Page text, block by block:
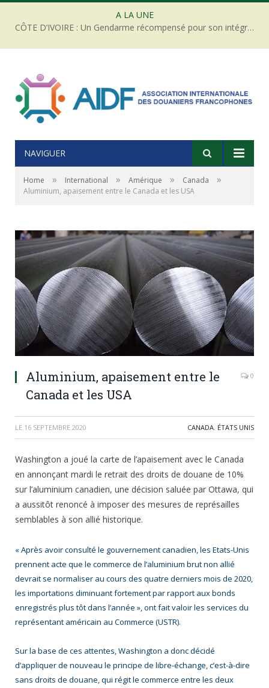
A LA UNE
CÔTE D’IVOIRE : Un Gendarme récompensé pour son intégrité face à une tentative de corruption
NAVIGUER
Home » International » Amérique » Canada »
Aluminium, apaisement entre le Canada et les USA
Aluminium, apaisement entre le
Canada et les USA
0
LE 16 SEPTEMBRE 2020 CANADA, ÉTATS UNIS
Washington a joué la carte de l’apaisement avec le Canada
en annonçant mardi le retrait des droits de douane de 10%
sur l’aluminium canadien, une décision saluée par Ottawa, qui
a aussitôt renoncé à imposer des mesures de représailles
semblables à son allié historique.
« Après avoir consulté le gouvernement canadien, les Etats-Unis
prennent acte que le commerce de l’aluminium brut non allié
devrait se normaliser au cours des quatre derniers mois de 2020,
les importations diminuant fortement par rapport aux bonds
enregistrés plus tôt dans l’année », ont fait valoir les services du
représentant américain au Commerce (USTR).
Sur la base de ces attentes, Washington a donc décidé
d’appliquer de nouveau le principe de libre-échange, c’est-à-dire
sans droits de douane, qui régit le commerce entre les deux